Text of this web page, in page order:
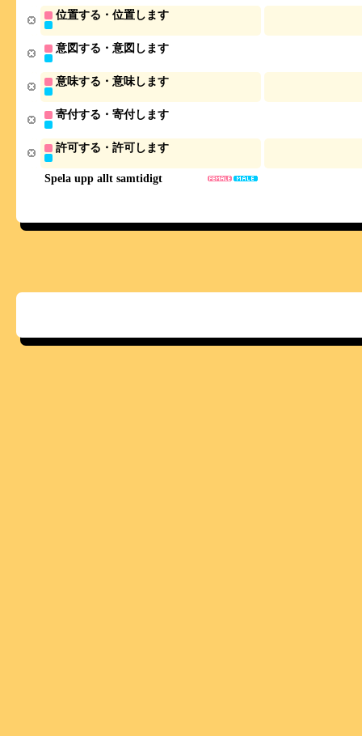
Spela upp allt samtidigt
位置する・位置します
意図する・意図します
意味する・意味します
寄付する・寄付します
許可する・許可します